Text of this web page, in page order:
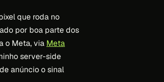
que roda no
por boa parte dos
o Meta, via Meta
server-side
anúncio o sinal